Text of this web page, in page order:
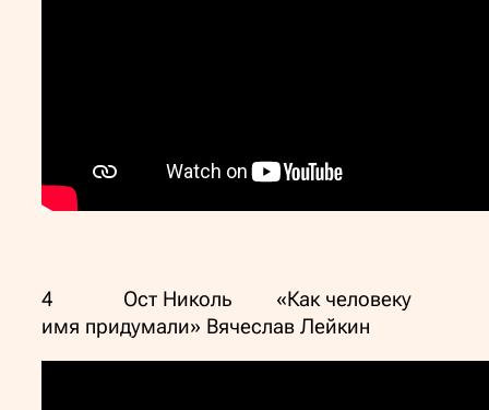
4 Ост Николь «Как человеку
имя придумали» Вячеслав Лейкин